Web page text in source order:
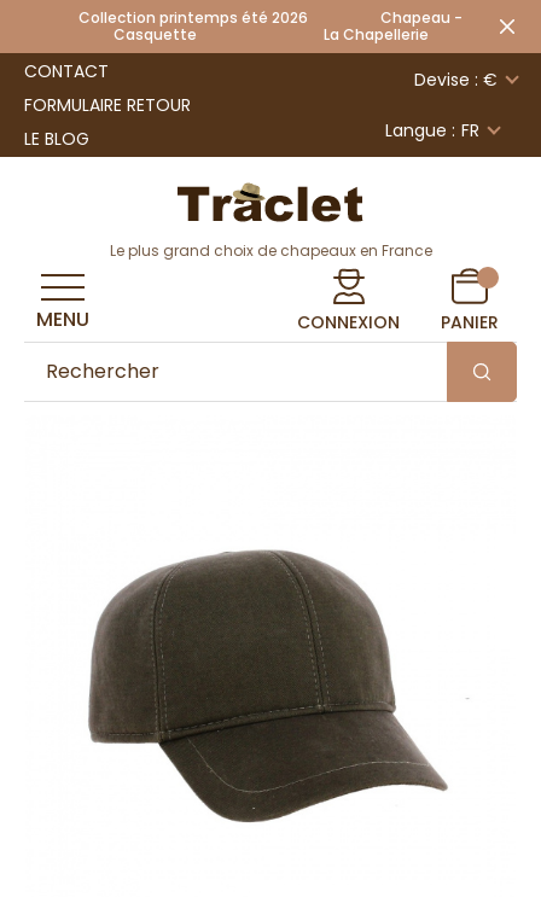
Collection printemps été 2026 Chapeau -
Casquette La Chapellerie
CONTACT
FORMULAIRE RETOUR
LE BLOG
Devise : €
Langue : FR
Le plus grand choix de chapeaux en France
CONNEXION PANIER
MENU